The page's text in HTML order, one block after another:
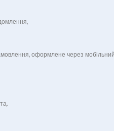
оформлене через